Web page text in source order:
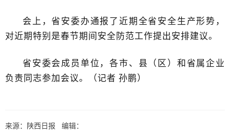
会上，省安委办通报了近期全省安全生产形势，
对近期特别是春节期间安全防范工作提出安排建议。
省安委会成员单位，各市、县（区）和省属企业
负责同志参加会议。
（记者 孙鹏）
来源：陕西日报 编辑：